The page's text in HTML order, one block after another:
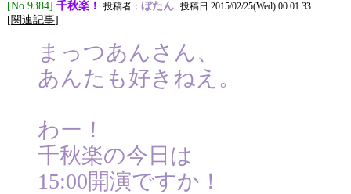
[No.9384] 千秋楽！ 投稿者： ぼたん 投稿日:2015/02/25(Wed) 00:01:33
[関連記事]
まっつあんさん、
あんたも好きねえ。
わー！
千秋楽の今日は
15:00開演ですか！